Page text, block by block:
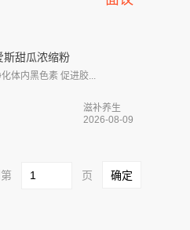
斯甜瓜浓缩粉
体内黑色素 促进胶...
滋补养生
2026-08-09
第 页